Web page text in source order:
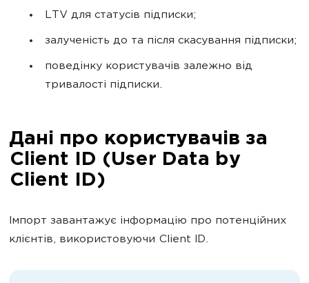
LTV для статусів підписки;
залученість до та після скасування підписки;
поведінку користувачів залежно від
тривалості підписки.
Дані про користувачів за
Client ID (User Data by
Client ID)
Імпорт завантажує інформацію про потенційних
клієнтів, використовуючи Client ID.